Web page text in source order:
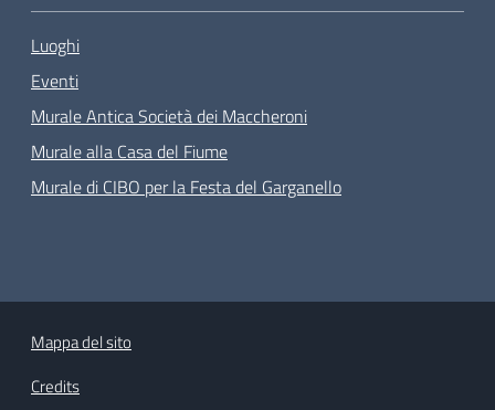
Luoghi
Eventi
Murale Antica Società dei Maccheroni
Murale alla Casa del Fiume
Murale di CIBO per la Festa del Garganello
Mappa del sito
Credits